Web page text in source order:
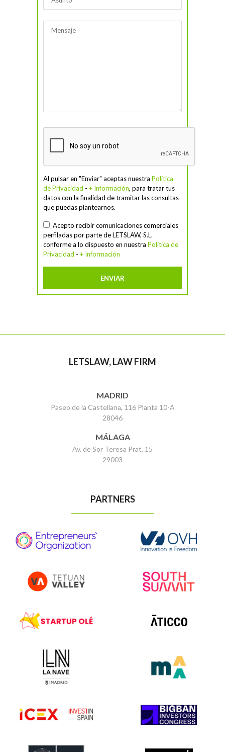
Al pulsar en "Enviar" aceptas nuestra Política
de Privacidad - + Información, para tratar tus
datos con la finalidad de tramitar las consultas
que puedas plantearnos.
Acepto recibir comunicaciones comerciales
perfiladas por parte de LETSLAW, S.L.
conforme a lo dispuesto en nuestra Política de
Privacidad - + Información
LETSLAW, LAW FIRM
MADRID
Paseo de la Castellana, 116 Planta 10-A
28046
MÁLAGA
Av. de Sor Teresa Prat, 15
29003
PARTNERS